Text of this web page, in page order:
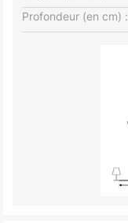
Profondeur (en cm) :